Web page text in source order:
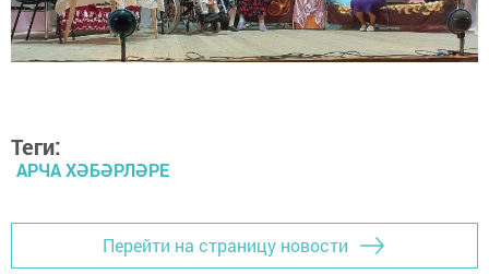
Теги:
АРЧА ХӘБӘРЛӘРЕ
Перейти на страницу новости